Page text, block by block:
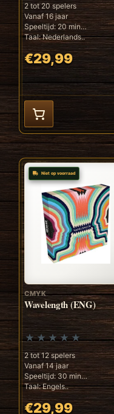
2 tot 20 spelers
Vanaf 16 jaar
Speeltijd: 20 min
Taal: Nederlands..
€29,99
Niet op voorraad
CMYK
Wavelength (ENG)
2 tot 12 spelers
Vanaf 14 jaar
Speeltijd: 30 min
Taal: Engels..
€29,99